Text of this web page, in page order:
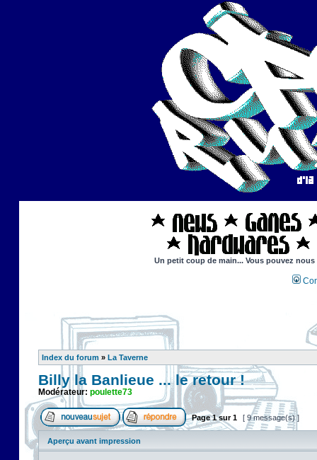
Un petit coup de main... Vous pouvez
Index du forum » La Taverne
Billy la Banlieue ... le retour !
Modérateur: poulette73
Page1sur1 [ 9 message(s) ]
Aperçu avant impression